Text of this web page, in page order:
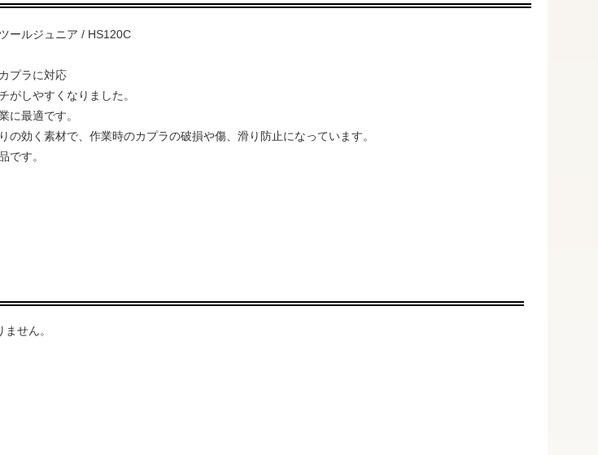
ルジュニア / HS120C
プラに対応
がしやすくなりました。
に最適です。
の効く素材で、作業時のカプラの破損や傷、滑り防止になっています。
です。
せん。